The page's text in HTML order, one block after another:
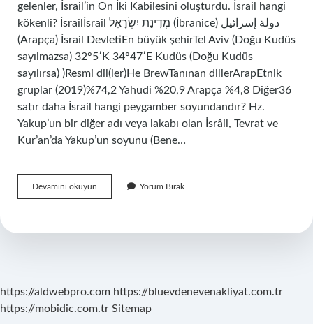
gelenler, İsrail’in On İki Kabilesini oluşturdu. İsrail hangi
kökenli? İsrailİsrail מְדִינַת יִשְׂרָאֵל‎ (İbranice) دولة إسرائيل
(Arapça) İsrail DevletiEn büyük şehirTel Aviv (Doğu Kudüs
sayılmazsa) 32°5′K 34°47′E Kudüs (Doğu Kudüs
sayılırsa) )Resmi dil(ler)He BrewTanınan dillerArapEtnik
gruplar (2019)%74,2 Yahudi %20,9 Arapça %4,8 Diğer36
satır daha İsrail hangi peygamber soyundandır? Hz.
Yakup’un bir diğer adı veya lakabı olan İsrâil, Tevrat ve
Kur’an’da Yakup’un soyunu (Bene…
Devamını okuyun
Kökü
Yorum Bırak
https://aldwebpro.com https://bluevdenevenakliyat.com.tr
https://mobidic.com.tr Sitemap